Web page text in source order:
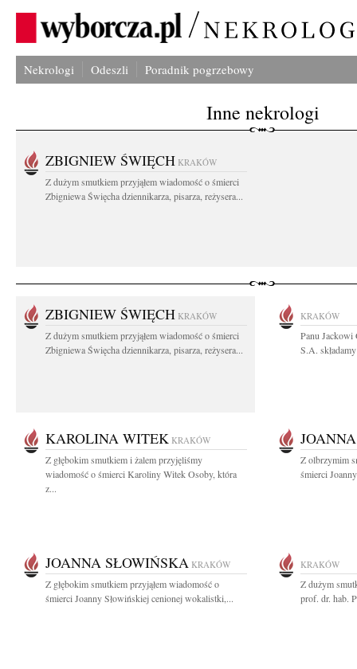
Nekrologi Odeszli Poradnik pogrzebowy
Inne nekrologi
ZBIGNIEW ŚWIĘCH KRAKÓW
Z dużym smutkiem przyjąłem wiadomość o śmierci
Zbigniewa Święcha dziennikarza, pisarza, reżysera...
ZBIGNIEW ŚWIĘCH KRAKÓW
Z dużym smutkiem przyjąłem wiadomość o śmierci
Zbigniewa Święcha dziennikarza, pisarza, reżysera...
KRAKÓW
Panu Jackowi
S.A.
KAROLINA WITEK KRAKÓW
Z głębokim smutkiem i żalem przyjęliśmy
wiadomość o śmierci Karoliny Witek Osoby, która
z...
Z olbrzymim
śmierci
JOANNA SŁOWIŃSKA KRAKÓW
Z głębokim smutkiem przyjąłem wiadomość o
śmierci Joanny Słowińskiej cenionej wokalistki,...
KRAKÓW
Z dużym
prof. dr. hab.